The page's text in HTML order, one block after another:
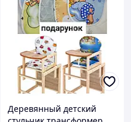
Деревянный детский